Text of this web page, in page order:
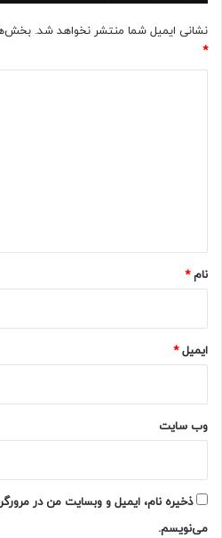
نشانی ایمیل شما منتشر نخواهد شد.
*
نام*
ایمیل*
وب‌ سایت
ذخیره نام، ایمیل و وبسایت من در
می‌نویسم.